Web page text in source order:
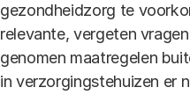
gezondheidzorg te
relevante, vergeten
genomen maatregelen
in verzorgingstehuizen er